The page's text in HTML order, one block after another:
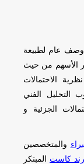
وصف عام لطبيعة
الأسهم من حيث
الاحتمالات
التحليل الفني
الجزئية و
والمتخصصين
كاست المبتكر